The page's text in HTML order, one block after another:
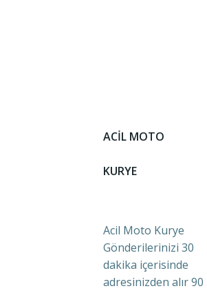
ACİL MOTO
KURYE
Acil Moto Kurye
Gönderilerinizi 30
dakika içerisinde
adresinizden alır 90